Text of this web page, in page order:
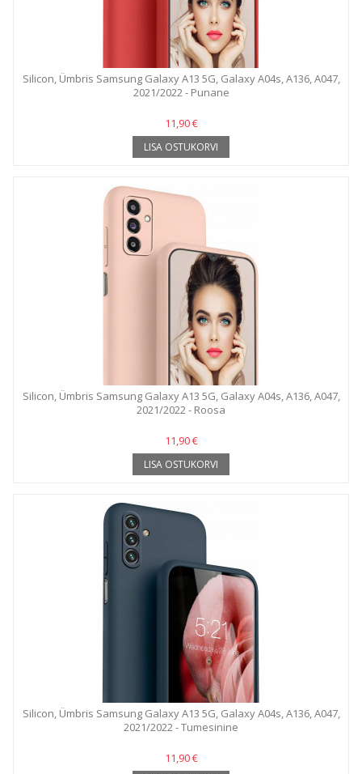
Silicon, Ümbris Samsung Galaxy A13 5G, Galaxy A04s, A136, A047,
2021/2022 - Punane
11,90 €
LISA OSTUKORVI
Silicon, Ümbris Samsung Galaxy A13 5G, Galaxy A04s, A136, A047,
2021/2022 - Roosa
11,90 €
LISA OSTUKORVI
Silicon, Ümbris Samsung Galaxy A13 5G, Galaxy A04s, A136, A047,
2021/2022 - Tumesinine
11,90 €